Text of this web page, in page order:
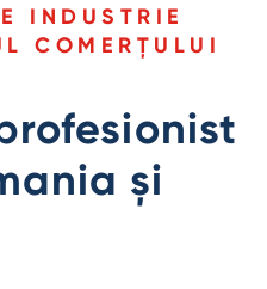
INDUSTRIE
COMERȚULUI
și